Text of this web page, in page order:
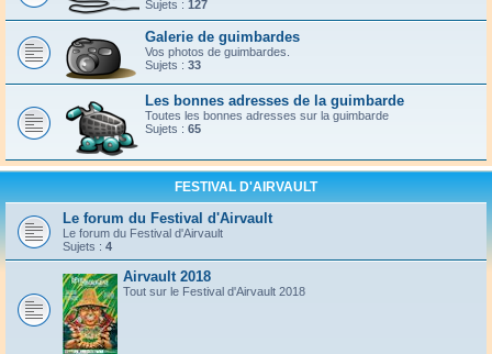
Sujets : 127
Galerie de guimbardes
Vos photos de guimbardes.
Sujets : 33
Les bonnes adresses de la guimbarde
Toutes les bonnes adresses sur la guimbarde
Sujets : 65
FESTIVAL D'AIRVAULT
Le forum du Festival d'Airvault
Le forum du Festival d'Airvault
Sujets : 4
Airvault 2018
Tout sur le Festival d'Airvault 2018